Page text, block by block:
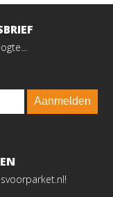
Aanmelden